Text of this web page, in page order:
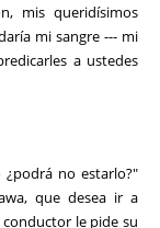
mis queridísimos
mi sangre --- mi
a ustedes
no estarlo?"
que desea ir a
le pide su